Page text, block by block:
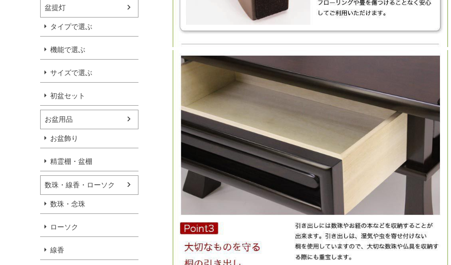
盆提灯
タイプで選ぶ
機能で選ぶ
サイズで選ぶ
初盆セット
お盆用品
お盆飾り
精霊棚・盆棚
数珠・線香・ローソク
数珠・念珠
ローソク
線香